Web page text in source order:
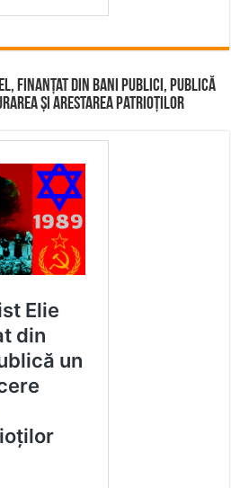
finanțat din bani publici, publică
și arestarea patrioților